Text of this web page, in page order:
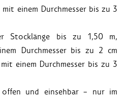
einem Durchmesser bis zu 3
Stocklänge bis zu 1,50 m,
Durchmesser bis zu 2 cm
einem Durchmesser bis zu 3
offen und einsehbar – nur im